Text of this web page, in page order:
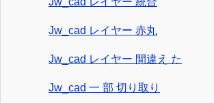
Jw_cad レイヤー 赤丸
Jw_cad レイヤー 間違え た
Jw_cad 一 部 切り取り